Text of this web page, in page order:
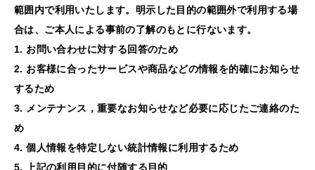
範囲内で利用いたします。明示した目的の範囲外で利用する場
合は、ご本人による事前の了解のもとに行ないます。
1. お問い合わせに対する回答のため
2. お客様に合ったサービスや商品などの情報を的確にお知らせ
するため
3. メンテナンス，重要なお知らせなど必要に応じたご連絡のた
め
4. 個人情報を特定しない統計情報に利用するため
5. 上記の利用目的に付随する目的